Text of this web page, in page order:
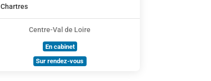
Chartres
Centre-Val de Loire
En cabinet
Sur rendez-vous